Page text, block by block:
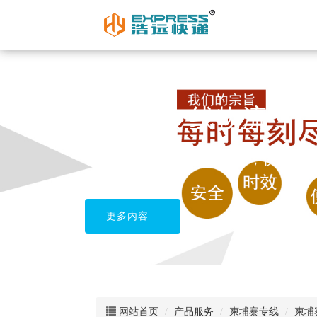
柬埔寨专线物流
中国到柬埔寨货运，安全，快捷
更多内容...
网站首页 产品服务 柬埔寨专线 柬埔